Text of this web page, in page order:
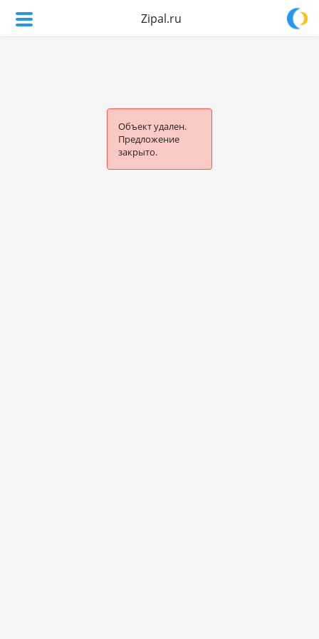
Zipal.ru
Объект удален.
Предложение
закрыто.